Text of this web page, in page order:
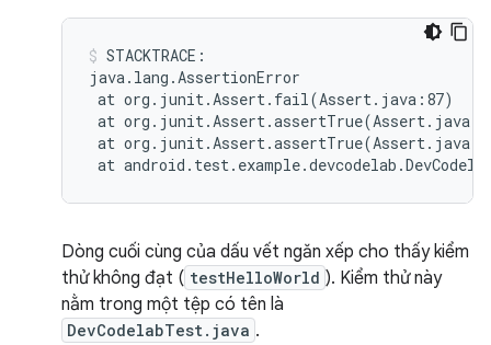
STACKTRACE:
at org.junit.Assert.fail(Assert.java:87)
at org.junit.Assert.assertTrue(
at org.junit.Assert.assertTrue(
at
Dòng cuối cùng của dấu vết ngăn xếp cho thấy kiểm
thử không đạt ( testHelloWorld ). Kiểm thử này
nằm trong một tệp có tên là
DevCodelabTest.java .